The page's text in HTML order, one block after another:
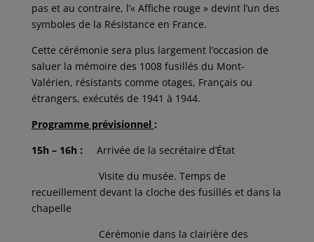
pas et au contraire, l’« Affiche rouge » devint l’un des
symboles de la Résistance en France.
Cette cérémonie sera plus largement l’occasion de
saluer la mémoire des 1008 fusillés du Mont-
Valérien, résistants comme otages, Français ou
étrangers, exécutés de 1941 à 1944.
Programme prévisionnel :
15h – 16h : Arrivée de la secrétaire d’État
Visite du musée. Temps de
recueillement devant la cloche des fusillés et dans la
chapelle
Cérémonie dans la clairière des